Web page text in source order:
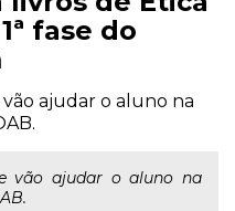
fase do
ajudar o aluno na
vão ajudar o aluno na